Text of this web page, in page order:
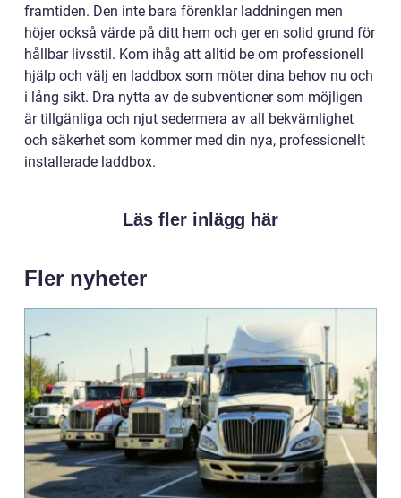
framtiden. Den inte bara förenklar laddningen men
höjer också värde på ditt hem och ger en solid grund för
hållbar livsstil. Kom ihåg att alltid be om professionell
hjälp och välj en laddbox som möter dina behov nu och
i lång sikt. Dra nytta av de subventioner som möjligen
är tillgänliga och njut sedermera av all bekvämlighet
och säkerhet som kommer med din nya, professionellt
installerade laddbox.
Läs fler inlägg här
Fler nyheter